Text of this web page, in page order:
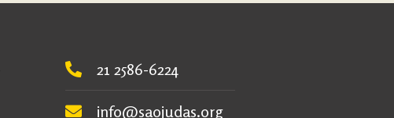
21 2586-6224
info@saojudas.org